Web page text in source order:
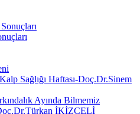
Sağlığı Haftası-Doç.Dr.Sinem
Ayında Bilmemiz
İKİZCELİ